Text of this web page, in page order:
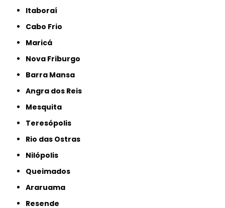
Itaboraí
Cabo Frio
Maricá
Nova Friburgo
Barra Mansa
Angra dos Reis
Mesquita
Teresópolis
Rio das Ostras
Nilópolis
Queimados
Araruama
Resende